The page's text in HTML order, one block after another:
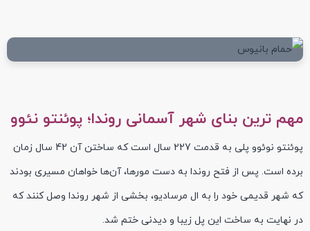
مهم ترین بنای شهر آسمانی روندا؛ پوئنتو نئوو
پوئنتو نوئوو پلی به قدمت 227 سال است که ساختن آن 42 سال زمان
برده است. پس از فتح روندا به دست مورها، آن‌ها خواهان مسیری بودند
که شهر قدیمی خود را به ال مرسادیو، بخشی از شهر روندا وصل کنند که
در نهایت به ساخت این پل زیبا و دیدنی ختم شد.